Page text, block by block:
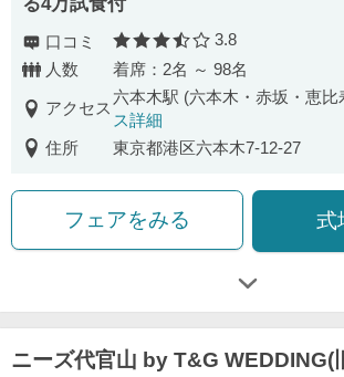
口コミ 口コミ評価
3.8
人数
着席：2名 ～ 98名
アクセス
六本木駅 (六本木・赤坂・恵比
ス詳細
住所
東京都港区六本木7-12-27
フェアをみる 式
ニーズ代官山 by T&G WEDDING(